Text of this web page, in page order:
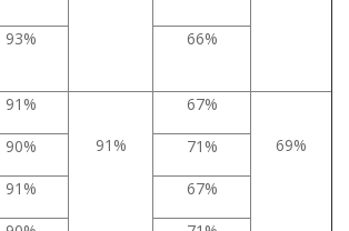
93% 66%
91%
91%
67%
69%
90%
71%
91%
67%